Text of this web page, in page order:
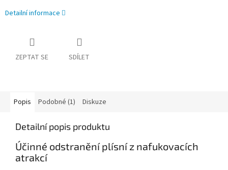
Detailní informace
ZEPTAT SE SDÍLET
Popis Podobné (1) Diskuze
Detailní popis produktu
Účinné odstranění plísní z nafukovacích
atrakcí